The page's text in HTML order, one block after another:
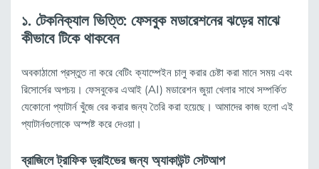
১. টেকনিক্যাল ভিত্তি: ফেসবুক মডারেশনের ঝড়ের মাঝে
কীভাবে টিকে থাকবেন
অবকাঠামো প্রস্তুত না করে বেটিং ক্যাম্পেইন চালু করার চেষ্টা করা মানে সময় এবং
রিসোর্সের অপচয়। ফেসবুকের এআই (AI) মডারেশন জুয়া খেলার সাথে সম্পর্কিত
যেকোনো প্যাটার্ন খুঁজে বের করার জন্য তৈরি করা হয়েছে। আমাদের কাজ হলো এই
প্যাটার্নগুলোকে অস্পষ্ট করে দেওয়া।
ব্রাজিলে ট্রাফিক ড্রাইভের জন্য অ্যাকাউন্ট সেটআপ